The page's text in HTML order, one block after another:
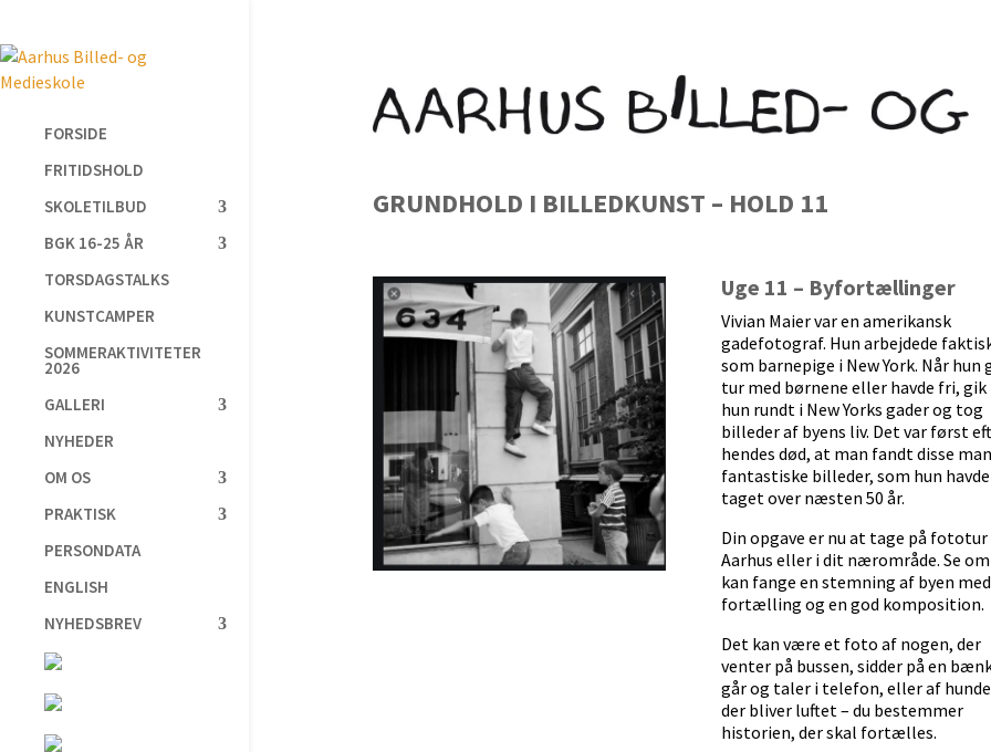
FORSIDE
FRITIDSHOLD
SKOLETILBUD
BGK 16-25 ÅR
TORSDAGSTALKS
KUNSTCAMPER
SOMMERAKTIVITETER
2026
GALLERI
NYHEDER
OM OS
PRAKTISK
PERSONDATA
ENGLISH
NYHEDSBREV
GRUNDHOLD I BILLEDKUNST – HOLD 11
Uge 11 – Byfortællinger
Vivian Maier var en amerikansk
gadefotograf. Hun arbejdede
som barnepige i New York. Når hun
tur med børnene eller havde fri, gik
hun rundt i New Yorks gader og tog
billeder af byens liv. Det var først
hendes død, at man fandt disse
fantastiske billeder, som hun havde
taget over næsten 50 år.
Din opgave er nu at tage på fototur
Aarhus eller i dit nærområde. Se om
kan fange en stemning af byen
fortælling og en god komposition.
Det kan være et foto af nogen, der
venter på bussen, sidder på en
går og taler i telefon, eller af hunde
der bliver luftet – du bestemmer
historien, der skal fortælles.